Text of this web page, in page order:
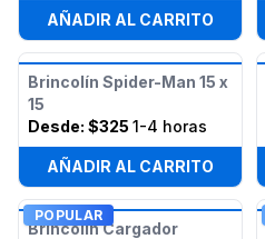
AÑADIR AL CARRITO
Brincolín Spider-Man 15 x
15
Desde: $325 1-4 horas
AÑADIR AL CARRITO
POPULAR
Brincolín Cargador